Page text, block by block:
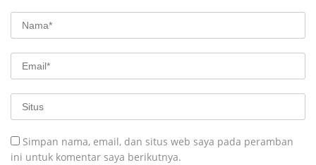
Simpan nama, email, dan situs web saya pada peramban
ini untuk komentar saya berikutnya.